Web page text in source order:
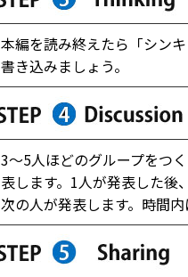
本編を読み終えたら「シン
書き込みましょう。
3～5人ほどのグループをつ
表します。1人が発表した後
次の人が発表します。時間